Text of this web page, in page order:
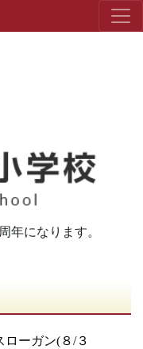
年になります。
ーガン(８/３